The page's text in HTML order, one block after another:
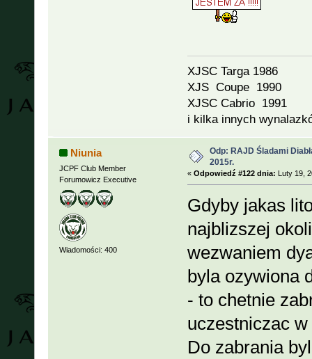
XJSC Targa 1986
XJS Coupe 1990
XJSC Cabrio 1991
i kilka innych
Niunia
JCPF Club Member
Forumowicz Executive
Wiadomości: 400
Odp: RAJD Śladami
2015r.
« Odpowiedź #122 dnia: Luty 19,
Gdyby jakas
najblizszej
wezwaniem
byla ozywiona
- to chetnie
uczestniczac
Do zabrania